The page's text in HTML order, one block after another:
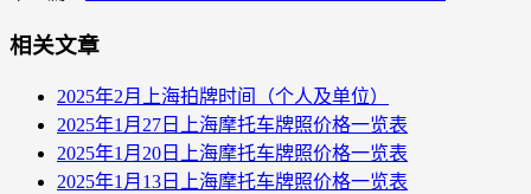
相关文章
2025年2月上海拍牌时间（个人及单位）
2025年1月27日上海摩托车牌照价格一览表
2025年1月20日上海摩托车牌照价格一览表
2025年1月13日上海摩托车牌照价格一览表